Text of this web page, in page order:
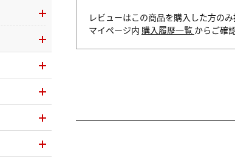
レビューはこの商品を購入した方の
マイページ内 購入履歴一覧 からご確